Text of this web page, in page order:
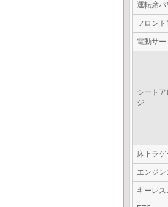
運転席パ
フロント
電動サー
シートア
ジ
床下ラ
エンジ
キーレ